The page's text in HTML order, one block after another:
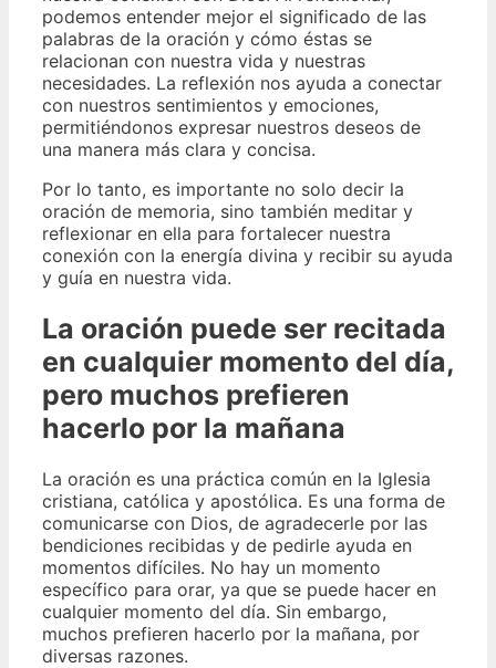
podemos entender mejor el significado de las
palabras de la oración y cómo éstas se
relacionan con nuestra vida y nuestras
necesidades. La reflexión nos ayuda a conectar
con nuestros sentimientos y emociones,
permitiéndonos expresar nuestros deseos de
una manera más clara y concisa.
Por lo tanto, es importante no solo decir la
oración de memoria, sino también meditar y
reflexionar en ella para fortalecer nuestra
conexión con la energía divina y recibir su ayuda
y guía en nuestra vida.
La oración puede ser recitada
en cualquier momento del día,
pero muchos prefieren
hacerlo por la mañana
La oración es una práctica común en la Iglesia
cristiana, católica y apostólica. Es una forma de
comunicarse con Dios, de agradecerle por las
bendiciones recibidas y de pedirle ayuda en
momentos difíciles. No hay un momento
específico para orar, ya que se puede hacer en
cualquier momento del día. Sin embargo,
muchos prefieren hacerlo por la mañana, por
diversas razones.